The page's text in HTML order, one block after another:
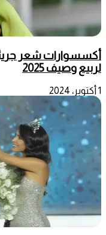
أكسسوارات شعر
لربيع وصيف 2025
1 أكتوبر، 2024